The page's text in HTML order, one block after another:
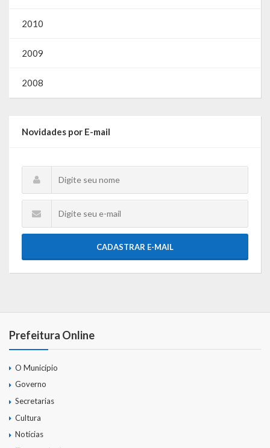
2010
2009
2008
Novidades por E-mail
CADASTRAR E-MAIL
Prefeitura Online
O Município
Governo
Secretarias
Cultura
Notícias